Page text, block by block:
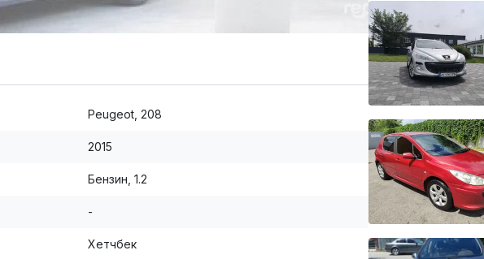
Peugeot, 208
2015
Бензин, 1.2
-
Хетчбек